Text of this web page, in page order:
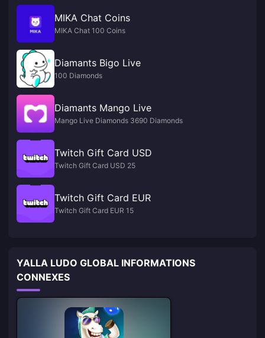
MIKA Chat Coins
MIKA Chat 100 Coins
Diamants Bigo Live
100 Diamonds
Diamants Mango Live
Mango Live Diamonds 3690 Diamonds
Twitch Gift Card USD
Twitch Gift Card USD 25
Twitch Gift Card EUR
Twitch Gift Card EUR 15
YALLA LUDO GLOBAL INFORMATIONS
CONNEXES